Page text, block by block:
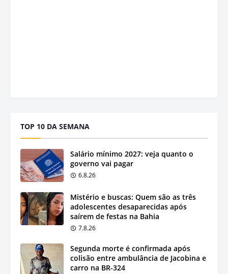
TOP 10 DA SEMANA
Salário mínimo 2027: veja quanto o
governo vai pagar
6.8.26
Mistério e buscas: Quem são as três
adolescentes desaparecidas após
saírem de festas na Bahia
7.8.26
Segunda morte é confirmada após
colisão entre ambulância de Jacobina e
carro na BR-324